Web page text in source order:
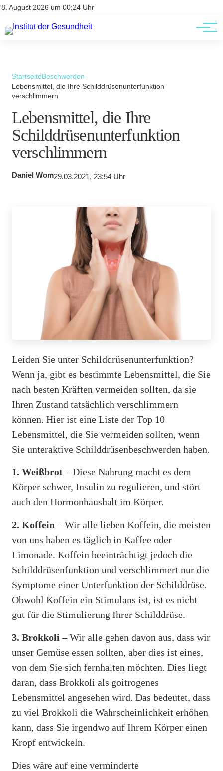
8. August 2026 um 00:24 Uhr
Kontakt
Kontakt
AGBs
StartseiteBeschwerden
Lebensmittel, die Ihre Schilddrüsenunterfunktion
verschlimmern
Lebensmittel, die Ihre
Schilddrüsenunterfunktion
verschlimmern
Daniel Wom29.03.2021, 23:54 Uhr
Leiden Sie unter Schilddrüsenunterfunktion?
Wenn ja, gibt es bestimmte Lebensmittel, die Sie
nach besten Kräften vermeiden sollten, da sie
Ihren Zustand tatsächlich verschlimmern
können. Hier ist eine Liste der Top 10
Lebensmittel, die Sie vermeiden sollten, wenn
Sie unteraktive Schilddrüsenbeschwerden haben.
1. Weißbrot– Diese Nahrung macht es dem
Körper schwer, Insulin zu regulieren, und stört
auch den Hormonhaushalt im Körper.
2. Koffein – Wir alle lieben Koffein, die meisten
von uns haben es täglich in Kaffee oder
Limonade. Koffein beeinträchtigt jedoch die
Schilddrüsenfunktion und verschlimmert nur die
Symptome einer Unterfunktion der Schilddrüse.
Obwohl Koffein ein Stimulans ist, ist es nicht
gut für die Stimulierung Ihrer Schilddrüse.
3. Brokkoli – Wir alle gehen davon aus, dass wir
unser Gemüse essen sollten, aber dies ist eines,
von dem Sie sich fernhalten möchten. Dies liegt
daran, dass Brokkoli als goitrogenes
Lebensmittel angesehen wird. Das bedeutet, dass
zu viel Brokkoli die Wahrscheinlichkeit erhöhen
kann, dass Sie irgendwo auf Ihrem Körper einen
Kropf entwickeln.
Dies wäre auf eine verminderte